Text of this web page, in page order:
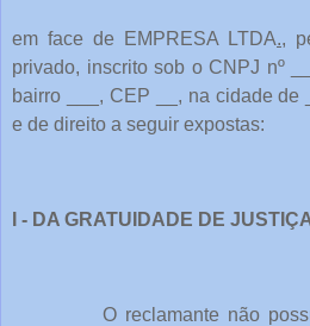
em face de EMPRESA LTDA.,
privado, inscrito sob o CNPJ nº
bairro ___, CEP __, na cidade de
e de direito a seguir expostas:
I - DA GRATUIDADE DE
O reclamante não